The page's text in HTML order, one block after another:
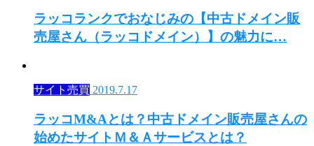
ラッコランクでおなじみの【中古ドメイン販
売屋さん（ラッコドメイン）】の魅力に…
サイト売買 2019.7.17
ラッコM&Aとは？中古ドメイン販売屋さんの
始めたサイトＭ＆Ａサービスとは？